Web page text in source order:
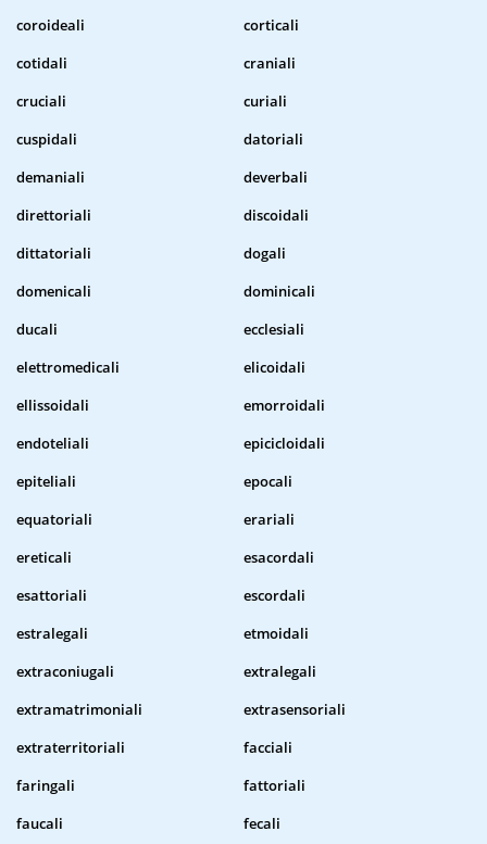
coroideali
corticali
cotidali
craniali
cruciali
curiali
cuspidali
datoriali
demaniali
deverbali
direttoriali
discoidali
dittatoriali
dogali
domenicali
dominicali
ducali
ecclesiali
elettromedicali
elicoidali
ellissoidali
emorroidali
endoteliali
epicicloidali
epiteliali
epocali
equatoriali
erariali
ereticali
esacordali
esattoriali
escordali
estralegali
etmoidali
extraconiugali
extralegali
extramatrimoniali
extrasensoriali
extraterritoriali
facciali
faringali
fattoriali
faucali
fecali